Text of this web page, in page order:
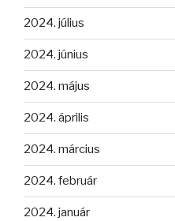
2024. július
2024. június
2024. május
2024. április
2024. március
2024. február
2024. január